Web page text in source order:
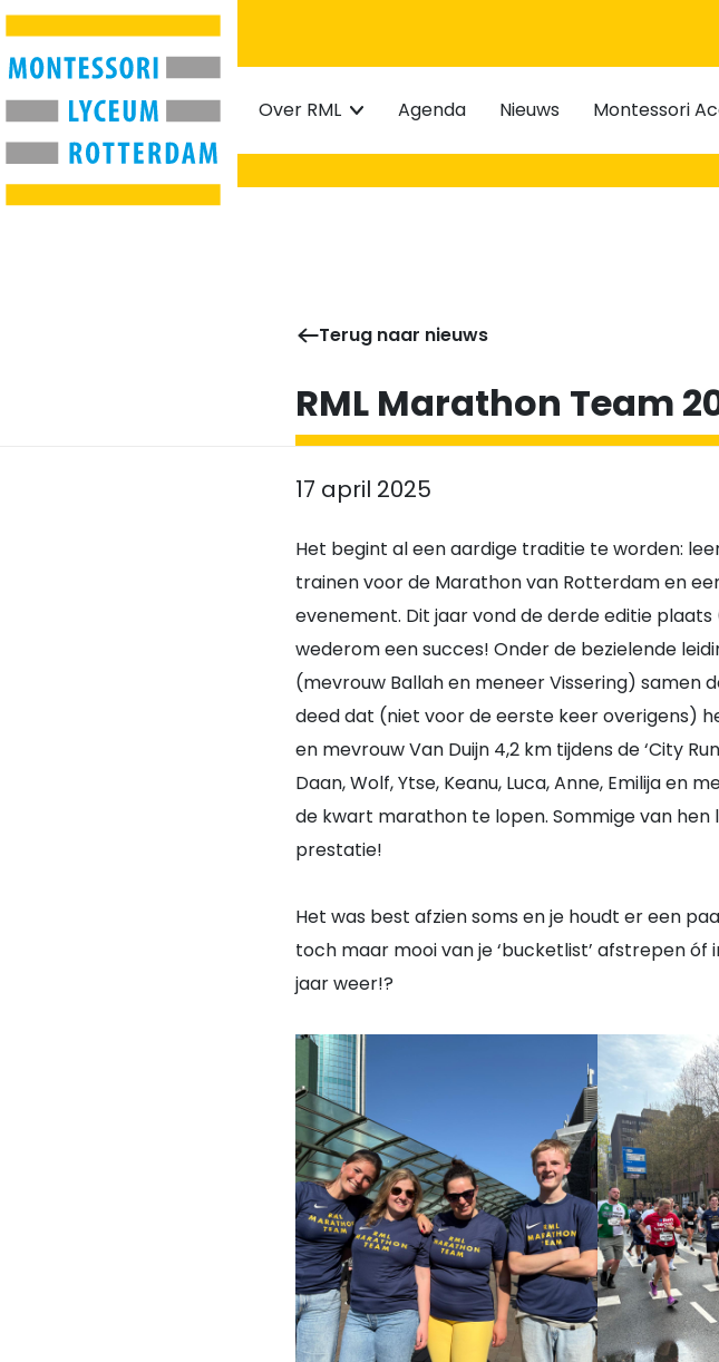
Over RML Agenda Nieuws Montessori
Terug naar nieuws
RML Marathon Team
17 april 2025
Het begint al een aardige traditie te worden:
trainen voor de Marathon van Rotterdam en
evenement. Dit jaar vond de derde editie plaats
wederom een succes! Onder de bezielende
(mevrouw Ballah en meneer Vissering) samen
deed dat (niet voor de eerste keer overigens)
en mevrouw Van Duijn 4,2 km tijdens de ‘City
Daan, Wolf, Ytse, Keanu, Luca, Anne, Emilija
de kwart marathon te lopen. Sommige van
prestatie!
Het was best afzien soms en je houdt er een
toch maar mooi van je ‘bucketlist’ afstrepen
jaar weer!?